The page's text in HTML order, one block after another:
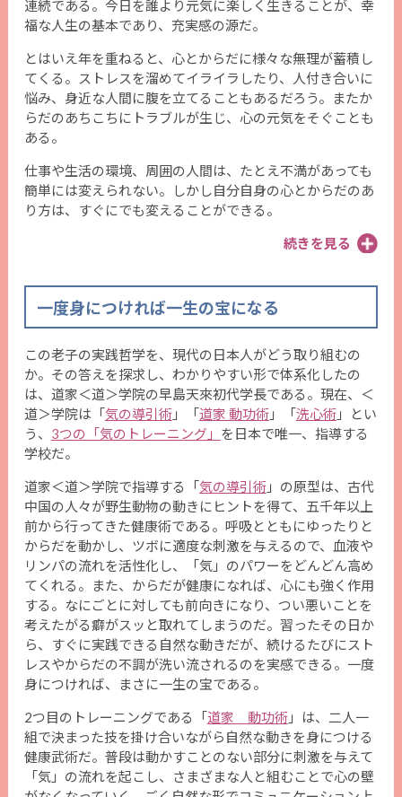
連続である。今日を誰より元気に楽しく生きることが、幸
福な人生の基本であり、充実感の源だ。
とはいえ年を重ねると、心とからだに様々な無理が蓄積し
てくる。ストレスを溜めてイライラしたり、人付き合いに
悩み、身近な人間に腹を立てることもあるだろう。またか
らだのあちこちにトラブルが生じ、心の元気をそぐことも
ある。
仕事や生活の環境、周囲の人間は、たとえ不満があっても
簡単には変えられない。しかし自分自身の心とからだのあ
り方は、すぐにでも変えることができる。
続きを見る
一度身につければ一生の宝になる
この老子の実践哲学を、現代の日本人がどう取り組むの
か。その答えを探求し、わかりやすい形で体系化したの
は、道家＜道＞学院の早島天來初代学長である。現在、＜
道＞学院は「気の導引術」「道家 動功術」「洗心術」とい
う、 3つの「気のトレーニング」 を日本で唯一、指導する
学校だ。
道家＜道＞学院で指導する「気の導引術」の原型は、古代
中国の人々が野生動物の動きにヒントを得て、五千年以上
前から行ってきた健康術である。呼吸とともにゆったりと
からだを動かし、ツボに適度な刺激を与えるので、血液や
リンパの流れを活性化し、「気」のパワーをどんどん高め
てくれる。また、からだが健康になれば、心にも強く作用
する。なにごとに対しても前向きになり、つい悪いことを
考えたがる癖がスッと取れてしまうのだ。習ったその日か
ら、すぐに実践できる自然な動きだが、続けるたびにスト
レスやからだの不調が洗い流されるのを実感できる。一度
身につければ、まさに一生の宝である。
2つ目のトレーニングである「道家 動功術」は、二人一
組で決まった技を掛け合いながら自然な動きを身につける
健康武術だ。普段は動かすことのない部分に刺激を与えて
「気」の流れを起こし、さまざまな人と組むことで心の壁